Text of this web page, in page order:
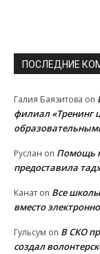
ПОСЛЕДНИЕ
Галия Баязитова on
филиал «Тренинг
Руслан on Помощь
предоставила
Канат on Все
вместо
Гульсум on В СКО
создал